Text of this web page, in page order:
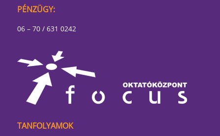
PÉNZÜGY:
06 – 70 / 631 0242
TANFOLYAMOK